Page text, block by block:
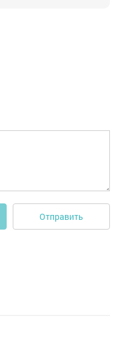
Отправить